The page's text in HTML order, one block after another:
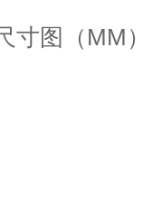
寸图（MM